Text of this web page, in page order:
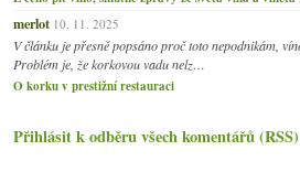
merlot 10. 11. 2025
V článku je přesně popsáno proč toto nepodnikám,
Problém je, že korkovou vadu nelz…
O korku v prestižní restauraci
Přihlásit k odběru všech komentářů (RSS)